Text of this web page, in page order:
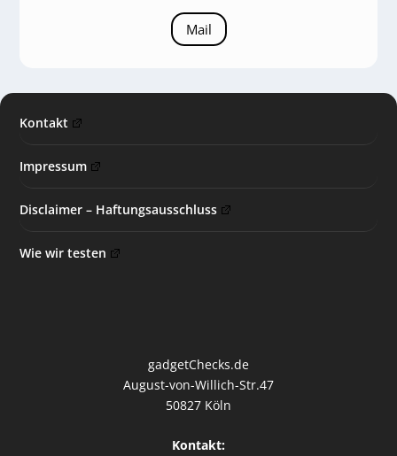
Mail
Kontakt
Impressum
Disclaimer – Haftungsausschluss
Wie wir testen
gadgetChecks.de
August-von-Willich-Str.47
50827 Köln
Kontakt: